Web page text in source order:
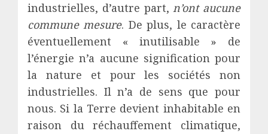
industrielles, d’autre part,n’ont aucune
commune mesure. De plus, le caractère
éventuellement « inutilisable » de
l’énergie n’a aucune signification pour
la nature et pour les sociétés non
industrielles. Il n’a de sens que pour
nous. Si la Terre devient inhabitable en
raison du réchauffement climatique,